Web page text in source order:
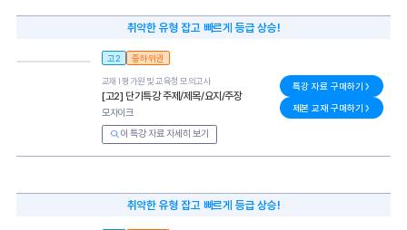
취약한 유형 잡고 빠르게 등급 상승!
고2 중하위권
교재 l평가원 및 교육청 모의고사
[고2] 단기특강 주제/제목/요지/주장
모자이크
이 특강 자료 자세히 보기
특강 자료 구매하기
제본 교재 구매하기
취약한 유형 잡고 빠르게 등급 상승!